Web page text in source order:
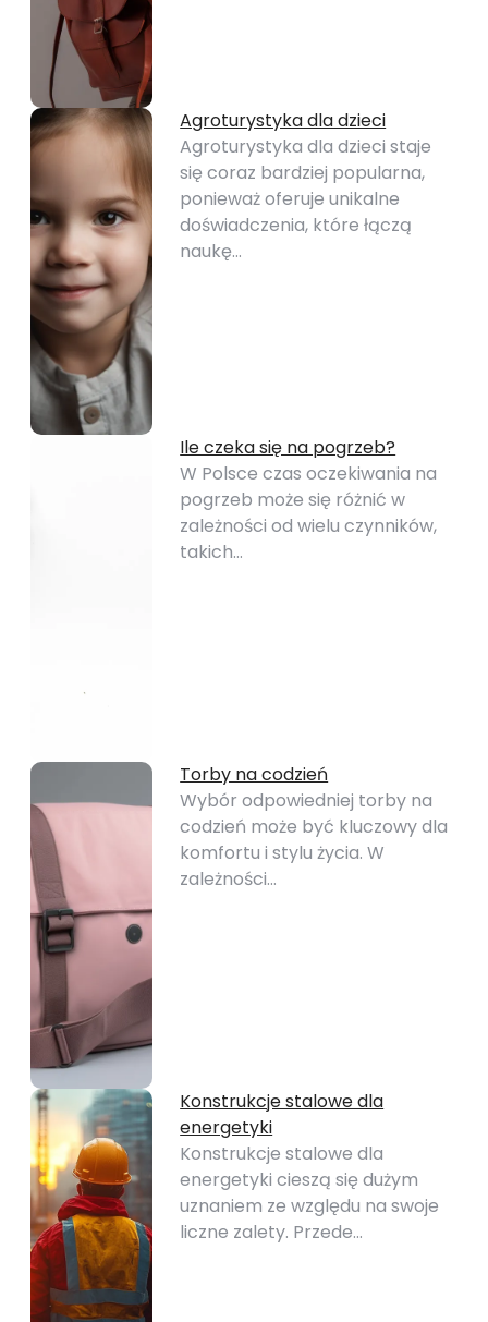
Agroturystyka dla dzieci
Agroturystyka dla dzieci staje
się coraz bardziej popularna,
ponieważ oferuje unikalne
doświadczenia, które łączą
naukę…
Ile czeka się na pogrzeb?
W Polsce czas oczekiwania na
pogrzeb może się różnić w
zależności od wielu czynników,
takich…
Torby na codzień
Wybór odpowiedniej torby na
codzień może być kluczowy dla
komfortu i stylu życia. W
zależności…
Konstrukcje stalowe dla
energetyki
Konstrukcje stalowe dla
energetyki cieszą się dużym
uznaniem ze względu na swoje
liczne zalety. Przede…